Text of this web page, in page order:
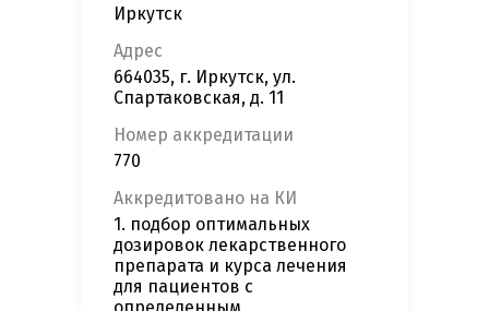
Иркутск
Адрес
664035, г. Иркутск, ул.
Спартаковская, д. 11
Номер аккредитации
770
Аккредитовано на КИ
1. подбор оптимальных
дозировок лекарственного
препарата и курса лечения
для пациентов с